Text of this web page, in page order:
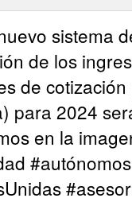
sistema
de los
de
para 2024
en la
#autónomos